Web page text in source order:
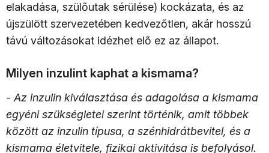
elakadása, szülőutak sérülése) kockázata, és az
újszülött szervezetében kedvezőtlen, akár hosszú
távú változásokat idézhet elő ez az állapot.
Milyen inzulint kaphat a kismama?
- Az inzulin kiválasztása és adagolása a kismama
egyéni szükségletei szerint történik, amit többek
között az inzulin típusa, a szénhidrátbevitel, és a
kismama életvitele, fizikai aktivitása is befolyásol.